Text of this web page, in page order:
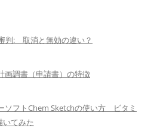
判: 取消と無効の違い？
画調書（申請書）の特徴
ソフトChem Sketchの使い方 ビタミ
いてみた